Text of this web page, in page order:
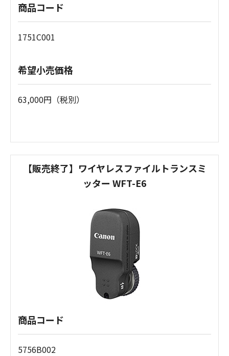
商品コード
1751C001
希望小売価格
63,000円（税別）
【販売終了】ワイヤレスファイルトランスミ
ッター WFT-E6
商品コード
5756B002